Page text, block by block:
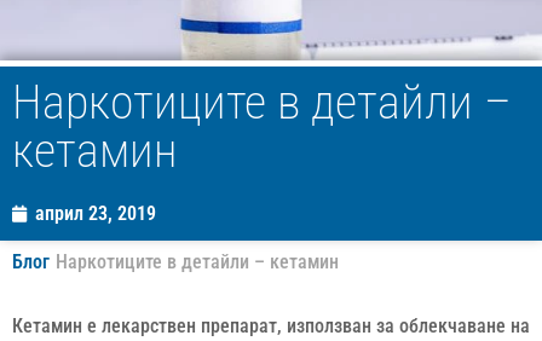
Наркотиците в детайли –
кетамин
април 23, 2019
Блог Наркотиците в детайли – кетамин
Кетамин е лекарствен препарат, използван за облекчаване на